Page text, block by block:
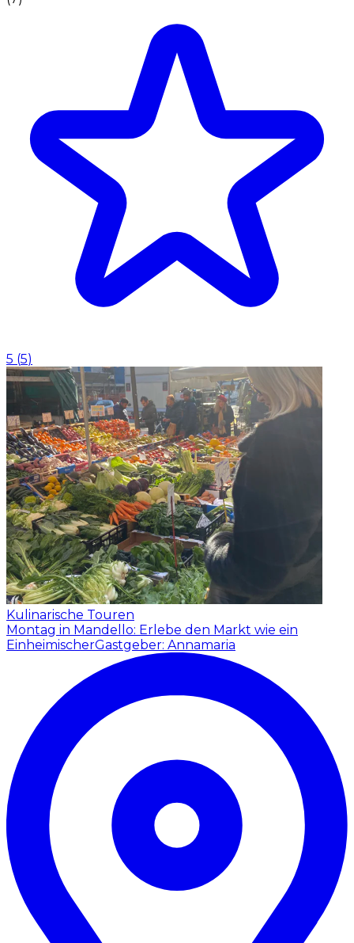
5 (5)
Kulinarische Touren
Montag in Mandello: Erlebe den Markt wie ein
EinheimischerGastgeber: Annamaria